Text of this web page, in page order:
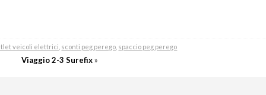
veicoli elettrici sconti peg perego spaccio peg perego
Viaggio 2-3 Surefix»